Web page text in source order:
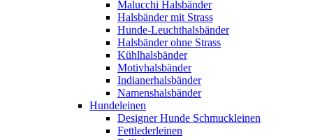
Malucchi Halsbänder
Halsbänder mit Strass
Hunde-Leuchthalsbänder
Halsbänder ohne Strass
Kühlhalsbänder
Motivhalsbänder
Indianerhalsbänder
Namenshalsbänder
Hundeleinen
Designer Hunde Schmuckleinen
Fettlederleinen